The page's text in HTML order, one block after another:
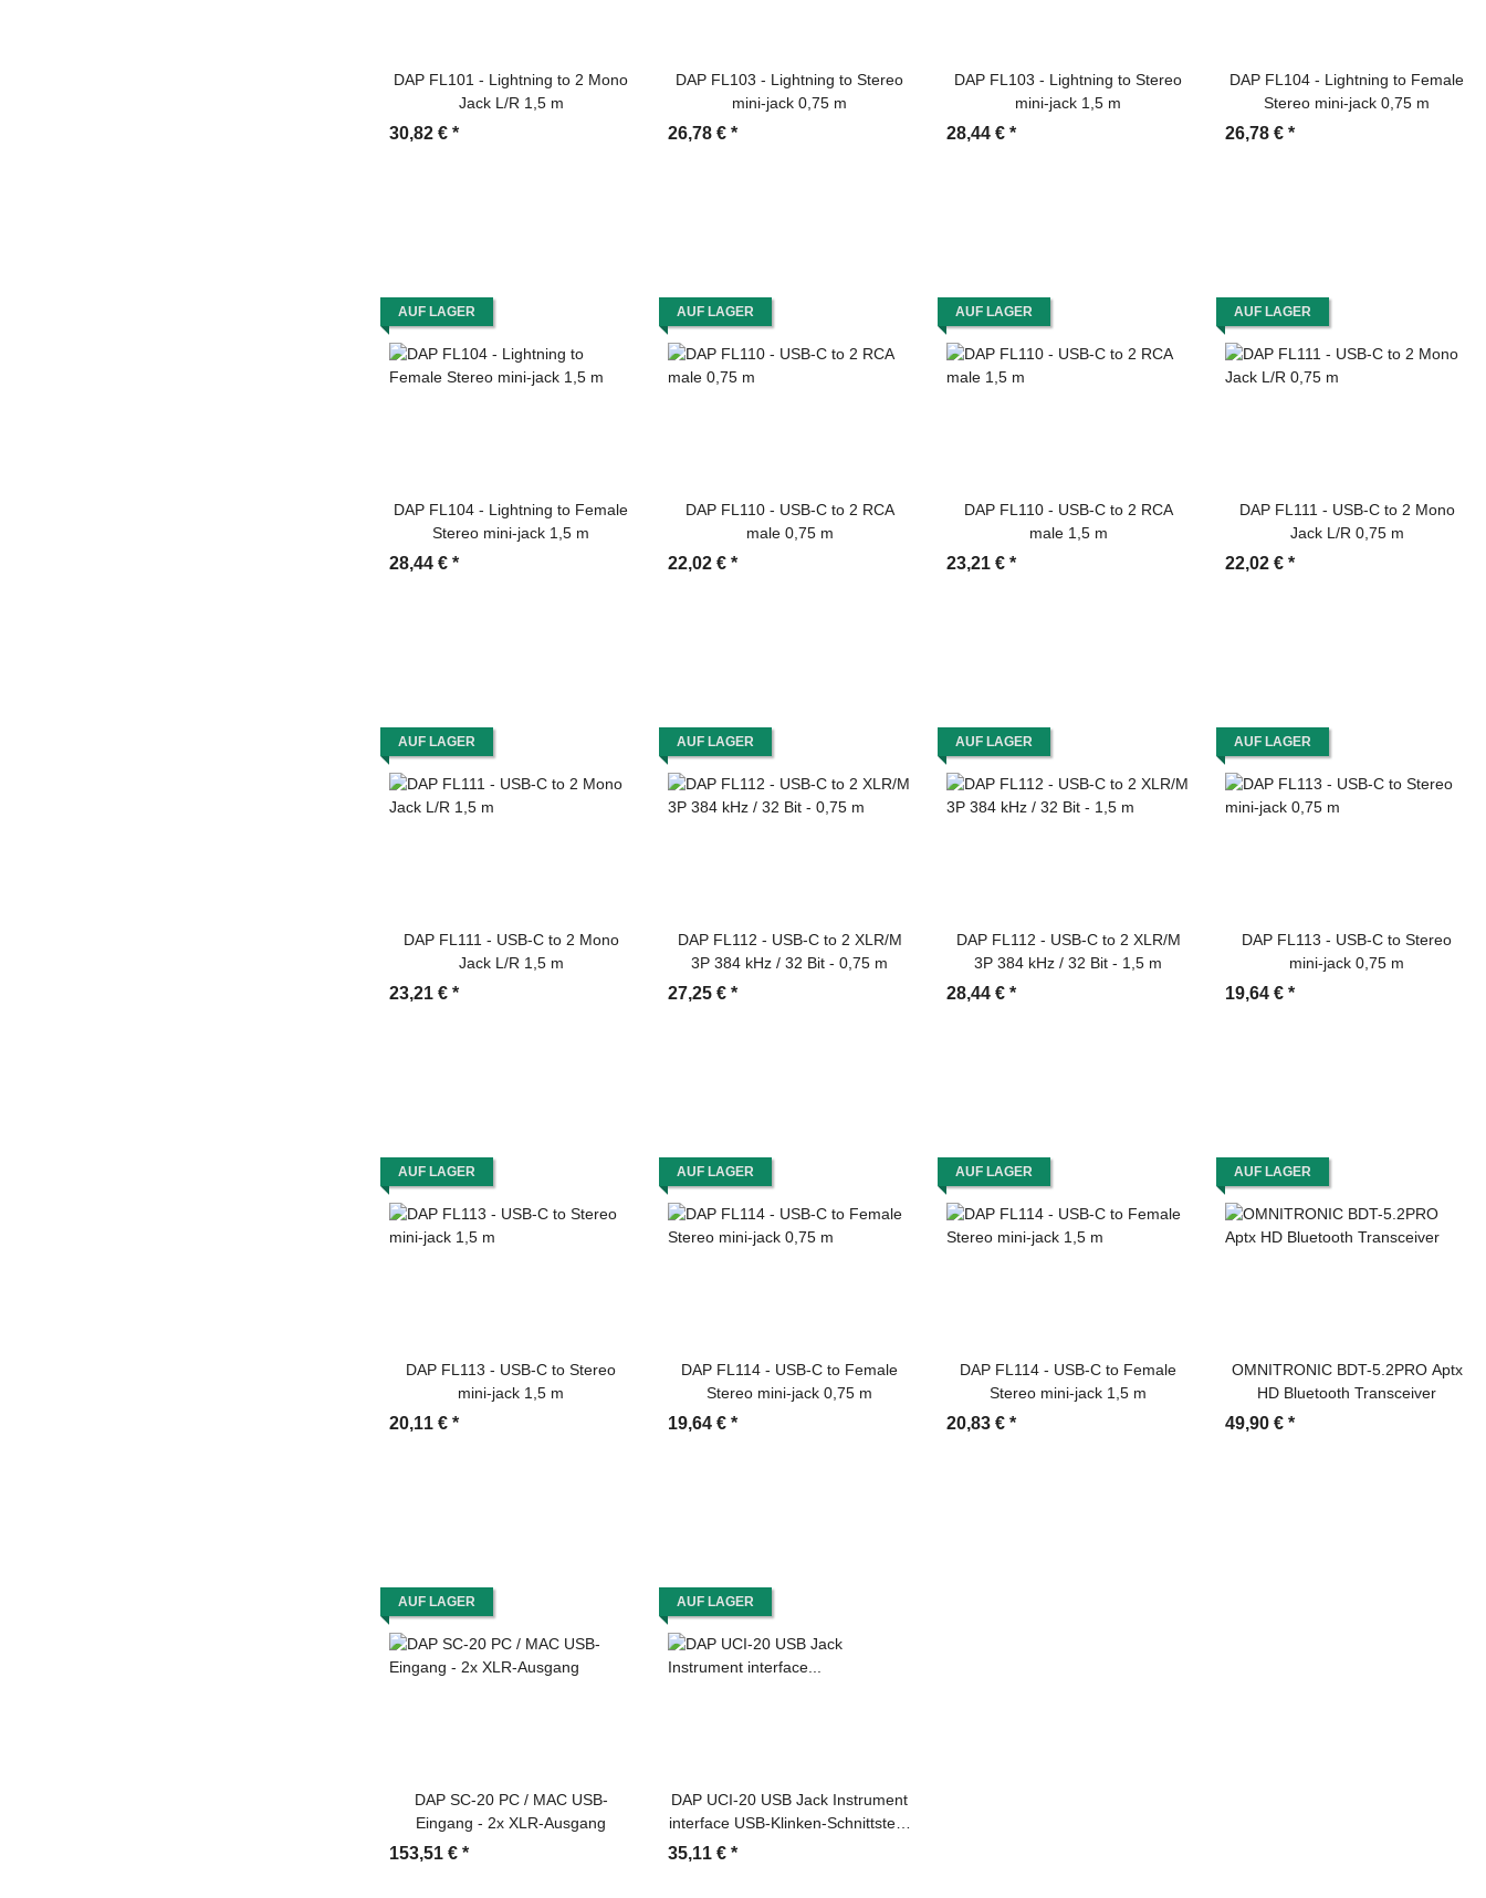
DAP FL101 - Lightning to 2 Mono
Jack L/R 1,5 m
30,82 € *
DAP FL103 - Lightning to Stereo
mini-jack 0,75 m
26,78 € *
DAP FL103 - Lightning to Stereo
mini-jack 1,5 m
28,44 € *
DAP FL104 - Lightning to Female
Stereo mini-jack 0,75 m
26,78 € *
AUF LAGER
DAP FL104 - Lightning to Female
Stereo mini-jack 1,5 m
28,44 € *
AUF LAGER
DAP FL110 - USB-C to 2 RCA
male 0,75 m
22,02 € *
AUF LAGER
DAP FL110 - USB-C to 2 RCA
male 1,5 m
23,21 € *
AUF LAGER
DAP FL111 - USB-C to 2 Mono
Jack L/R 0,75 m
22,02 € *
AUF LAGER
DAP FL111 - USB-C to 2 Mono
Jack L/R 1,5 m
23,21 € *
AUF LAGER
DAP FL112 - USB-C to 2 XLR/M
3P 384 kHz / 32 Bit - 0,75 m
27,25 € *
AUF LAGER
DAP FL112 - USB-C to 2 XLR/M
3P 384 kHz / 32 Bit - 1,5 m
28,44 € *
AUF LAGER
DAP FL113 - USB-C to Stereo
mini-jack 0,75 m
19,64 € *
AUF LAGER
DAP FL113 - USB-C to Stereo
mini-jack 1,5 m
20,11 € *
AUF LAGER
DAP FL114 - USB-C to Female
Stereo mini-jack 0,75 m
19,64 € *
AUF LAGER
DAP FL114 - USB-C to Female
Stereo mini-jack 1,5 m
20,83 € *
AUF LAGER
OMNITRONIC BDT-5.2PRO Aptx
HD Bluetooth Transceiver
49,90 € *
AUF LAGER
DAP SC-20 PC / MAC USB-
Eingang - 2x XLR-Ausgang
153,51 € *
AUF LAGER
DAP UCI-20 USB Jack Instrument
interface USB-Klinken-Schnittstelle
(für Instrumente)
35,11 € *